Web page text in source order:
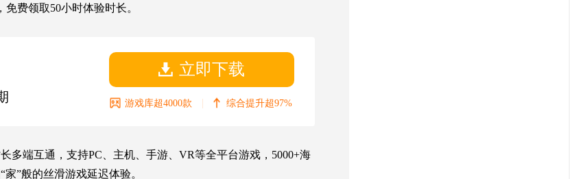
，免费领取50小时体验时长。
立即下载
游戏库超4000款 | 综合提升超97%
多端互通，支持PC、主机、手游、VR等全平台游戏，5000+海
”般的丝滑游戏延迟体验。